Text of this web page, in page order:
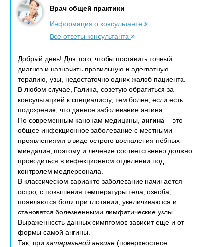
Врач общей практики
Информация о консультанте
Все ответы консультанта
Добрый день! Для того, чтобы поставить точный
диагноз и назначить правильную и адекватную
терапию, увы, недостаточно одних жалоб пациента.
В любом случае, Галина, советую обратиться за
консультацией к специалисту, тем более, если есть
подозрение, что данное заболевание ангина.
По современным канонам медицины, ангина – это
общее инфекционное заболевание с местными
проявлениями в виде острого воспаления нёбных
миндалин, поэтому и лечение соответственно должно
проводиться в инфекционном отделении под
контролем медперсонала.
В классическом варианте заболевание начинается
остро, с повышения температуры тела, озноба,
появляются боли при глотании, увеличиваются и
становятся болезненными лимфатические узлы.
Выраженность данных симптомов зависит еще и от
формы самой ангины.
Так, при катаральной ангине (поверхностное